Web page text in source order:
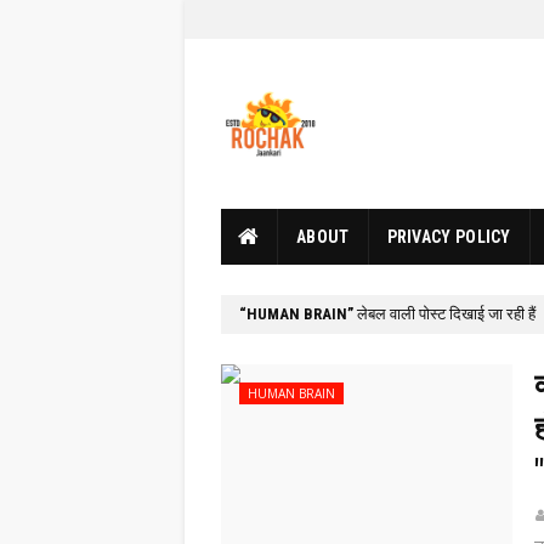
ABOUT PRIVACY POLICY
HUMAN BRAIN लेबल वाली पोस्ट दिखाई जा रही हैं
HUMAN BRAIN